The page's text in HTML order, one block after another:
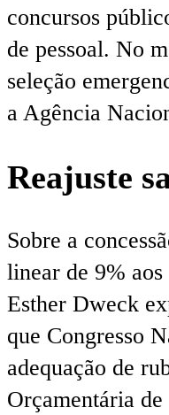
concursos
de pessoal. No
seleção
a Agência
Reajuste
Sobre a
linear de 9%
Esther Dweck
que Congresso
adequação de
Orçamentária de